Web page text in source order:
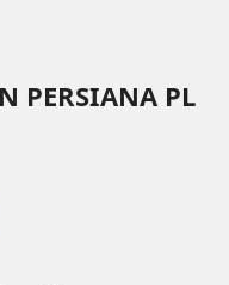
PERSIANA PL